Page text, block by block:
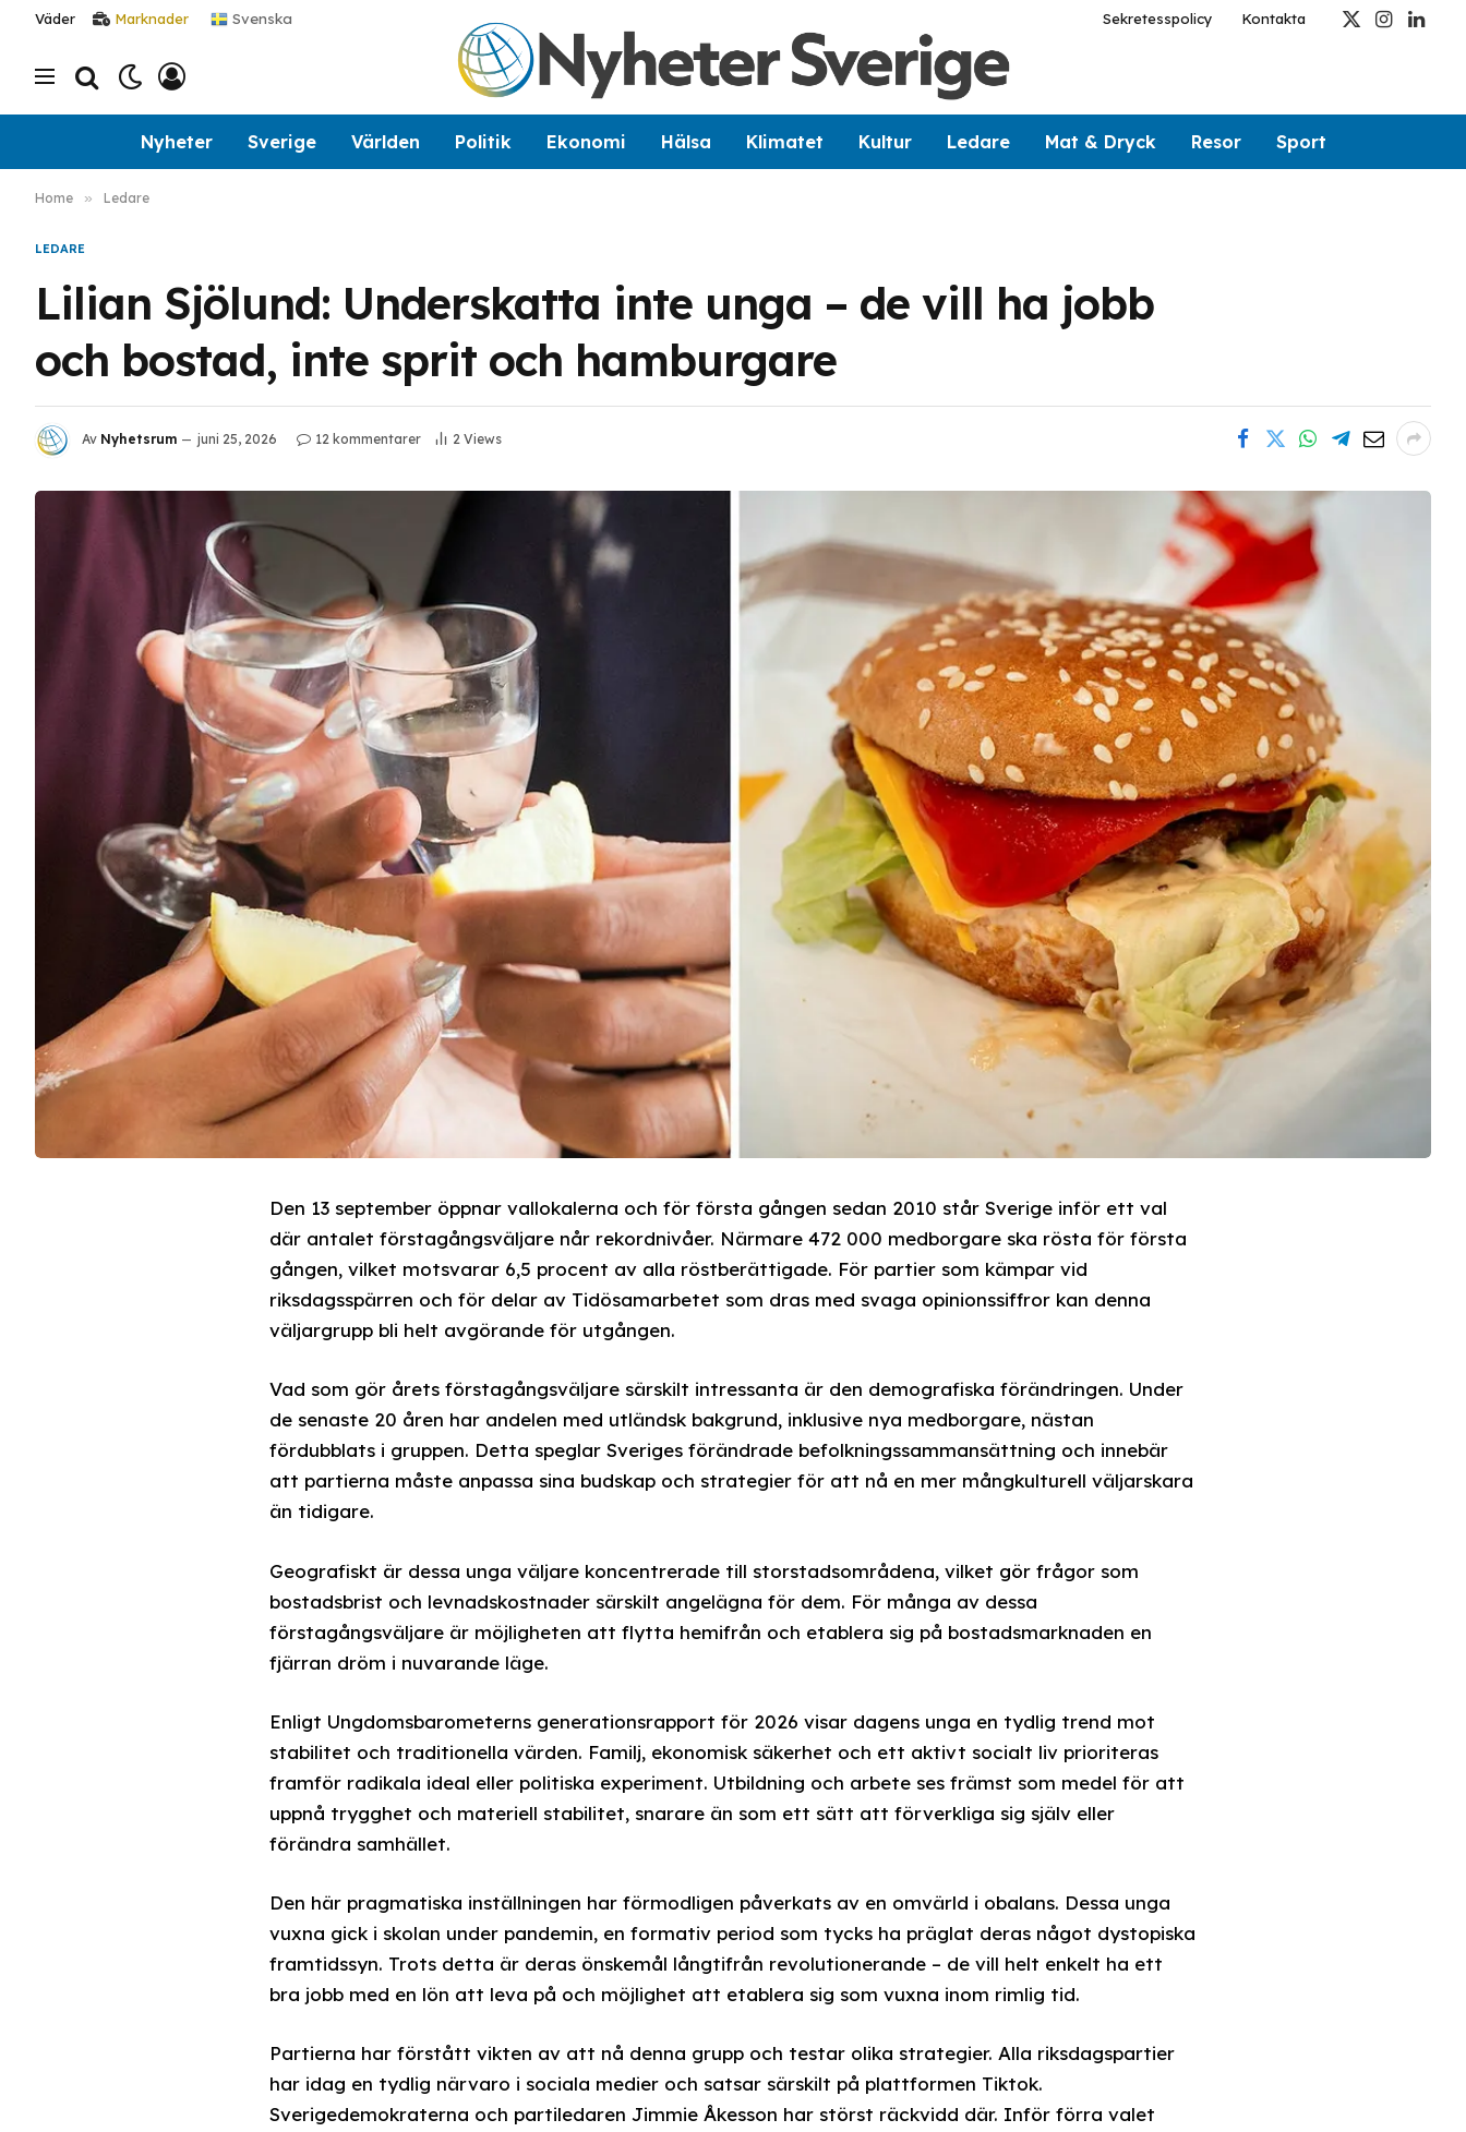
Väder Marknader Svenska Sekretesspolicy Kontakta
X
Instagram
Nyheter Sverige Världen Politik Ekonomi Hälsa Klimatet Kultur Ledare Mat & Dryck Resor Sport
Home » Ledare
LEDARE
Lilian Sjölund: Underskatta inte unga – de vill ha jobb
och bostad, inte sprit och hamburgare
Av Nyhetsrum juni 25, 2026 12 kommentarer 2 Views
Den 13 september öppnar vallokalerna och för första gången sedan 2010 står Sverige inför ett val
där antalet förstagångsväljare når rekordnivåer. Närmare 472 000 medborgare ska rösta för första
gången, vilket motsvarar 6,5 procent av alla röstberättigade. För partier som kämpar vid
riksdagsspärren och för delar av Tidösamarbetet som dras med svaga opinionssiffror kan denna
väljargrupp bli helt avgörande för utgången.
Vad som gör årets förstagångsväljare särskilt intressanta är den demografiska förändringen. Under
de senaste 20 åren har andelen med utländsk bakgrund, inklusive nya medborgare, nästan
fördubblats i gruppen. Detta speglar Sveriges förändrade befolkningssammansättning och innebär
att partierna måste anpassa sina budskap och strategier för att nå en mer mångkulturell väljarskara
än tidigare.
Geografiskt är dessa unga väljare koncentrerade till storstadsområdena, vilket gör frågor som
bostadsbrist och levnadskostnader särskilt angelägna för dem. För många av dessa
förstagångsväljare är möjligheten att flytta hemifrån och etablera sig på bostadsmarknaden en
fjärran dröm i nuvarande läge.
Enligt Ungdomsbarometerns generationsrapport för 2026 visar dagens unga en tydlig trend mot
stabilitet och traditionella värden. Familj, ekonomisk säkerhet och ett aktivt socialt liv prioriteras
framför radikala ideal eller politiska experiment. Utbildning och arbete ses främst som medel för att
uppnå trygghet och materiell stabilitet, snarare än som ett sätt att förverkliga sig själv eller
förändra samhället.
Den här pragmatiska inställningen har förmodligen påverkats av en omvärld i obalans. Dessa unga
vuxna gick i skolan under pandemin, en formativ period som tycks ha präglat deras något dystopiska
framtidssyn. Trots detta är deras önskemål långtifrån revolutionerande – de vill helt enkelt ha ett
bra jobb med en lön att leva på och möjlighet att etablera sig som vuxna inom rimlig tid.
Partierna har förstått vikten av att nå denna grupp och testar olika strategier. Alla riksdagspartier
har idag en tydlig närvaro i sociala medier och satsar särskilt på plattformen Tiktok.
Sverigedemokraterna och partiledaren Jimmie Åkesson har störst räckvidd där. Inför förra valet